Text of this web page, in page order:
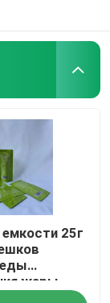
25г
еды
жары